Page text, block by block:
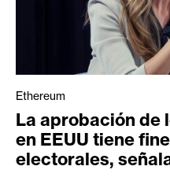
i
c
i
d
a
Ethereum
La aprobación de
en EEUU tiene
electorales,